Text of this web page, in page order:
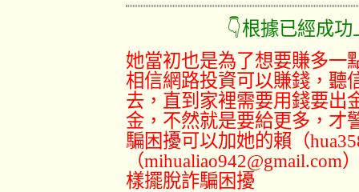
👇根據已經成功上岸
她當初也是為了想要賺多一
相信網路投資可以賺錢，聽
去，直到家裡需要用錢要出
金，不然就是要給更多，才
騙困擾可以加她的賴（
（
樣擺脫詐騙困擾